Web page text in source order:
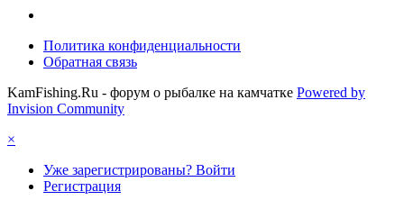
Политика конфиденциальности
Обратная связь
KamFishing.Ru - форум о рыбалке на камчатке Powered by
Invision Community
×
Уже зарегистрированы? Войти
Регистрация